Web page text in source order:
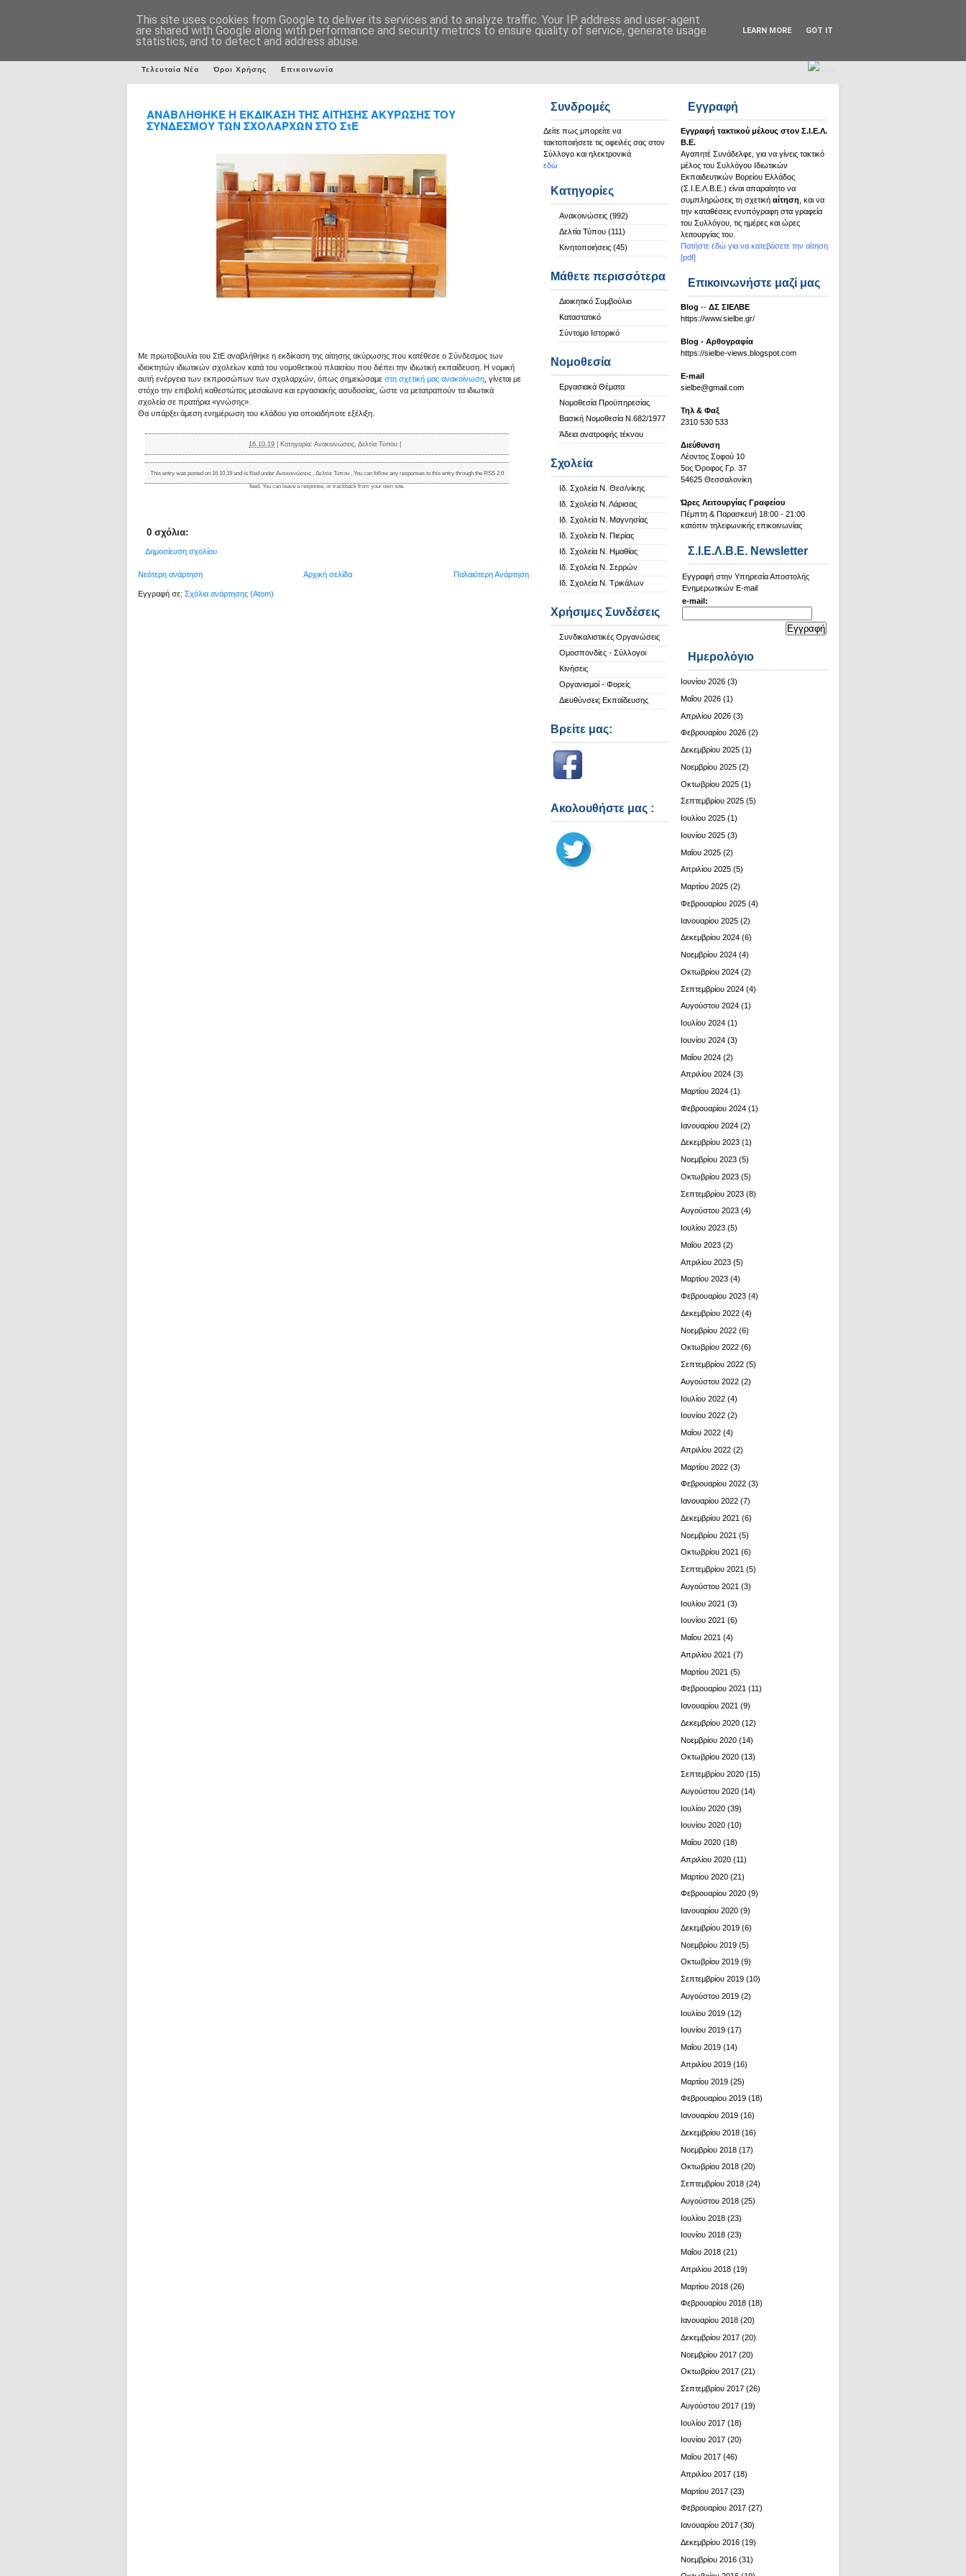
Σ.Ι.Ε.Λ.Β.Ε.
Τελευταία Νέα Όροι Χρήσης Επικοινωνία
Εγγραφή
Εγγραφή τακτικού μέλους στον Σ.Ι.Ε.Λ.
Β.Ε.
Αγαπητέ Συνάδελφε, για να γίνεις τακτικό
μέλος του Συλλόγου Ιδιωτικών
Εκπαιδευτικών Βορείου Ελλάδος
(Σ.Ι.Ε.Λ.Β.Ε.) είναι απαραίτητο να
συμπληρώσεις τη σχετική αίτηση , και να
την καταθέσεις ενυπόγραφη στα γραφεία
του Συλλόγου, τις ημέρες και ώρες
λειτουργίας του.
Πατήστε εδώ για να κατεβάσετε την αίτηση
[pdf]
Επικοινωνήστε μαζί μας
Βlog -- ΔΣ ΣΙΕΛΒΕ
https://www.sielbe.gr/
Blog - Αρθογραφία
https://sielbe-views.blogspot.com
Ε-mail
sielbe@gmail.com
Τηλ & Φαξ
2310 530 533
Διεύθυνση
Λέοντος Σοφού 10
5ος Όροφος Γρ. 37
54625 Θεσσαλονίκη
Ώρες Λειτουργίας Γραφείου
Πέμπτη & Παρασκευή 18:00 - 21:00
κατόπιν τηλεφωνικής επικοινωνίας
Σ.Ι.Ε.Λ.Β.Ε. Newsletter
Εγγραφή στην Υπηρεσία Αποστολής
Ενημερωτικών E-mail
e-mail:
Ημερολόγιο
Ιουνίου 2026 (3)
Μαΐου 2026 (1)
Απριλίου 2026 (3)
Φεβρουαρίου 2026 (2)
Δεκεμβρίου 2025 (1)
Νοεμβρίου 2025 (2)
Οκτωβρίου 2025 (1)
Σεπτεμβρίου 2025 (5)
Ιουλίου 2025 (1)
Ιουνίου 2025 (3)
Μαΐου 2025 (2)
Απριλίου 2025 (5)
Μαρτίου 2025 (2)
Φεβρουαρίου 2025 (4)
Ιανουαρίου 2025 (2)
Δεκεμβρίου 2024 (6)
Νοεμβρίου 2024 (4)
Οκτωβρίου 2024 (2)
Σεπτεμβρίου 2024 (4)
Αυγούστου 2024 (1)
Ιουλίου 2024 (1)
Ιουνίου 2024 (3)
Μαΐου 2024 (2)
Απριλίου 2024 (3)
Μαρτίου 2024 (1)
Φεβρουαρίου 2024 (1)
Ιανουαρίου 2024 (2)
Δεκεμβρίου 2023 (1)
Νοεμβρίου 2023 (5)
Οκτωβρίου 2023 (5)
Σεπτεμβρίου 2023 (8)
Αυγούστου 2023 (4)
Ιουλίου 2023 (5)
Μαΐου 2023 (2)
Απριλίου 2023 (5)
Μαρτίου 2023 (4)
Φεβρουαρίου 2023 (4)
Δεκεμβρίου 2022 (4)
Νοεμβρίου 2022 (6)
Οκτωβρίου 2022 (6)
Σεπτεμβρίου 2022 (5)
Αυγούστου 2022 (2)
Ιουλίου 2022 (4)
Ιουνίου 2022 (2)
Μαΐου 2022 (4)
Απριλίου 2022 (2)
Μαρτίου 2022 (3)
Φεβρουαρίου 2022 (3)
Ιανουαρίου 2022 (7)
Δεκεμβρίου 2021 (6)
Νοεμβρίου 2021 (5)
Οκτωβρίου 2021 (6)
Σεπτεμβρίου 2021 (5)
Αυγούστου 2021 (3)
Ιουλίου 2021 (3)
Ιουνίου 2021 (6)
Μαΐου 2021 (4)
Απριλίου 2021 (7)
Μαρτίου 2021 (5)
Φεβρουαρίου 2021 (11)
Ιανουαρίου 2021 (9)
Δεκεμβρίου 2020 (12)
Νοεμβρίου 2020 (14)
Οκτωβρίου 2020 (13)
Σεπτεμβρίου 2020 (15)
Αυγούστου 2020 (14)
Ιουλίου 2020 (39)
Ιουνίου 2020 (10)
Μαΐου 2020 (18)
Απριλίου 2020 (11)
Μαρτίου 2020 (21)
Φεβρουαρίου 2020 (9)
Ιανουαρίου 2020 (9)
Δεκεμβρίου 2019 (6)
Νοεμβρίου 2019 (5)
Οκτωβρίου 2019 (9)
Σεπτεμβρίου 2019 (10)
Αυγούστου 2019 (2)
Ιουλίου 2019 (12)
Ιουνίου 2019 (17)
Μαΐου 2019 (14)
Απριλίου 2019 (16)
Μαρτίου 2019 (25)
Φεβρουαρίου 2019 (18)
Ιανουαρίου 2019 (16)
Δεκεμβρίου 2018 (16)
Νοεμβρίου 2018 (17)
Οκτωβρίου 2018 (20)
Σεπτεμβρίου 2018 (24)
Αυγούστου 2018 (25)
Ιουλίου 2018 (23)
Ιουνίου 2018 (23)
Μαΐου 2018 (21)
Απριλίου 2018 (19)
Μαρτίου 2018 (26)
Φεβρουαρίου 2018 (18)
Ιανουαρίου 2018 (20)
Δεκεμβρίου 2017 (20)
Νοεμβρίου 2017 (20)
Οκτωβρίου 2017 (21)
Σεπτεμβρίου 2017 (26)
Αυγούστου 2017 (19)
Ιουλίου 2017 (18)
Ιουνίου 2017 (20)
Μαΐου 2017 (46)
Απριλίου 2017 (18)
Μαρτίου 2017 (23)
Φεβρουαρίου 2017 (27)
Ιανουαρίου 2017 (30)
Δεκεμβρίου 2016 (19)
Νοεμβρίου 2016 (31)
Συνδρομές
Δείτε πως μπορείτε να
τακτοποιήσετε τις οφειλές σας στον
Σύλλογο και ηλεκτρονικά
εδώ
Κατηγορίες
Ανακοινώσεις (992)
Δελτία Τύπου (111)
Κινητοποιήσεις (45)
Μάθετε περισσότερα
Διοικητικό Συμβούλιο
Καταστατικό
Σύντομο Ιστορικό
Νομοθεσία
Εργασιακά Θέματα
Νομοθεσία Προϋπηρεσίας
Βασική Νομοθεσία Ν.682/1977
Άδεια ανατροφής τέκνου
Σχολεία
Ιδ. Σχολεία Ν. Θεσ/νίκης
Ιδ. Σχολεία Ν. Λάρισας
Ιδ. Σχολεία Ν. Μαγνησίας
Ιδ. Σχολεία Ν. Πιερίας
Ιδ. Σχολεία Ν. Ημαθίας
Ιδ. Σχολεία Ν. Σερρών
Ιδ. Σχολεία Ν. Τρικάλων
Χρήσιμες Συνδέσεις
Συνδικαλιστικές Οργανώσεις
Ομοσπονδίες - Σύλλογοι
Κινήσεις
Οργανισμοί - Φορείς
Διευθύνσεις Εκπαίδευσης
Βρείτε μας:
Ακολουθήστε μας :
ΑΝΑΒΛΗΘΗΚΕ Η ΕΚΔΙΚΑΣΗ ΤΗΣ ΑΙΤΗΣΗΣ ΑΚΥΡΩΣΗΣ ΤΟΥ
ΣΥΝΔΕΣΜΟΥ ΤΩΝ ΣΧΟΛΑΡΧΩΝ ΣΤΟ ΣτΕ
Με πρωτοβουλία του ΣτΕ αναβλήθηκε η εκδίκαση της αίτησης ακύρωσης που κατέθεσε ο Σύνδεσμος των
ιδιοκτητών ιδιωτικών σχολείων κατά του νομοθετικού πλαισίου που διέπει την ιδιωτική εκπαίδευση. Η νομική
αυτή ενέργεια των εκπροσώπων των σχολαρχών, όπως σημειώσαμε στη σχετική μας ανακοίνωση , γίνεται με
στόχο την επιβολή καθεστώτος μεσαίωνα και εργασιακής ασυδοσίας, ώστε να μετατραπούν τα ιδιωτικά
σχολεία σε πρατήρια «γνώσης».
Θα υπάρξει άμεση ενημέρωση του κλάδου για οποιαδήποτε εξέλιξη.
16.10.19 Κατηγορία:Ανακοινώσεις,Δελτία Τύπου
This entry was posted on 16.10.19 and is filed underΑνακοινώσεις ,Δελτία Τύπου . You can follow any responses to this entry through the RSS 2.0
feed. You can leave a response, ortrackback from your own site.
0 σχόλια:
Δημοσίευση σχολίου
Νεότερη ανάρτηση Παλαιότερη Ανάρτηση
Αρχική σελίδα
Εγγραφή σε: Σχόλια ανάρτησης (Atom)
This site uses cookies from Google to deliver its services and to analyze traffic. Your IP address and user-agent
are shared with Google along with performance and security metrics to ensure quality of service, generate usage
statistics, and to detect and address abuse.
LEARN MORE GOT IT